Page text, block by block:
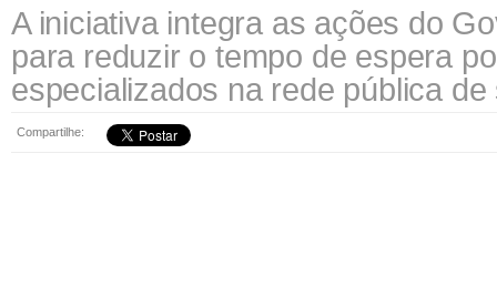
A iniciativa integra as ações do
para reduzir o tempo de espera
especializados na rede pública de
Compartilhe: